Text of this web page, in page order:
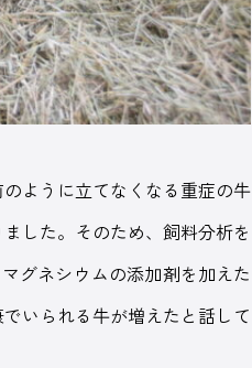
ように立てなくなる重症の牛
した。そのため、飼料分析を
グネシウムの添加剤を加えた
いられる牛が増えたと話して